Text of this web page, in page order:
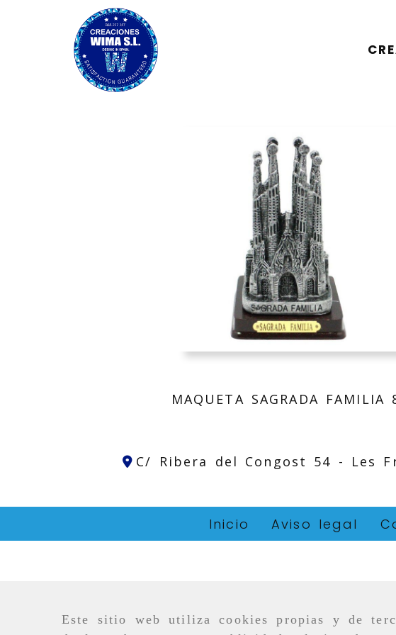
Este sitio web utiliza cookies propias y de
MAQUETA SAGRADA FAMILIA
C/ Ribera del Congost 54 - Les
Inicio Aviso legal